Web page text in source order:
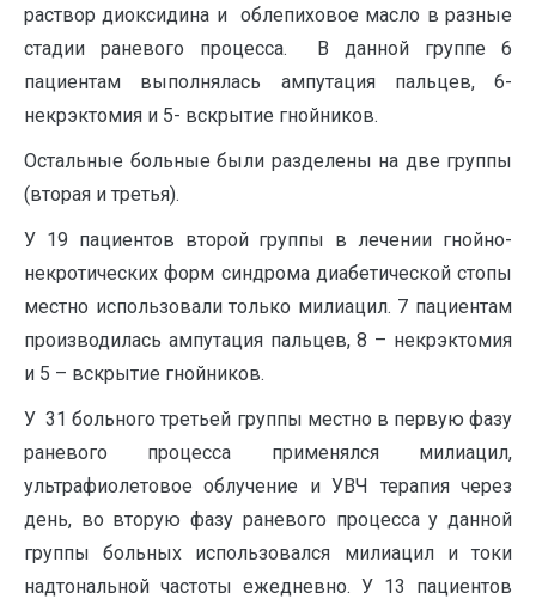
раствор диоксидина и облепиховое масло в разные
стадии раневого процесса. В данной группе 6
пациентам выполнялась ампутация пальцев, 6-
некрэктомия и 5- вскрытие гнойников.
Остальные больные были разделены на две группы
(вторая и третья).
У 19 пациентов второй группы в лечении гнойно-
некротических форм синдрома диабетической стопы
местно использовали только милиацил. 7 пациентам
производилась ампутация пальцев, 8 – некрэктомия
и 5 – вскрытие гнойников.
У 31 больного третьей группы местно в первую фазу
раневого процесса применялся милиацил,
ультрафиолетовое облучение и УВЧ терапия через
день, во вторую фазу раневого процесса у данной
группы больных использовался милиацил и токи
надтональной частоты ежедневно. У 13 пациентов